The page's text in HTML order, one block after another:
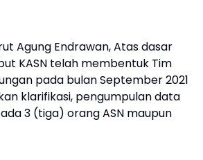
Agung Endrawan, Atas dasar
KASN telah membentuk Tim
pada bulan September 2021
klarifikasi, pengumpulan data
3 (tiga) orang ASN maupun